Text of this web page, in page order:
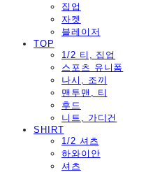
집업
자켓
블레이저
TOP
1/2 티, 집업
스포츠 유니폼
나시, 조끼
맨투맨, 티
후드
니트, 가디건
SHIRT
1/2 셔츠
하와이안
셔츠